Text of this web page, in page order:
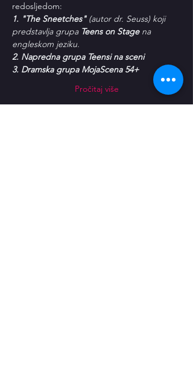
redosljedom:
1. "The Sneetches" (autor dr. Seuss) koji
predstavlja grupa Teens on Stage na
engleskom jeziku.
2. Napredna grupa Teensi na sceni
3. Dramska grupa MojaScena 54+
Pročitaj više